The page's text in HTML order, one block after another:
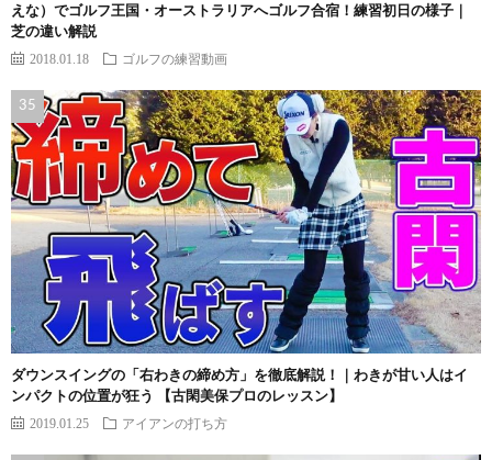
えな）でゴルフ王国・オーストラリアへゴルフ合宿！練習初日の様子｜
芝の違い解説
2018.01.18 ゴルフの練習動画
ダウンスイングの「右わきの締め方」を徹底解説！｜わきが甘い人はイ
ンパクトの位置が狂う 【古閑美保プロのレッスン】
2019.01.25 アイアンの打ち方